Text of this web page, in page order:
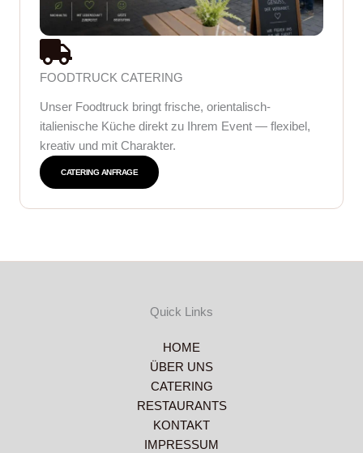
FOODTRUCK CATERING
Unser Foodtruck bringt frische, orientalisch-
italienische Küche direkt zu Ihrem Event — flexibel,
kreativ und mit Charakter.
CATERING ANFRAGE
Quick Links
HOME
ÜBER UNS
CATERING
RESTAURANTS
KONTAKT
IMPRESSUM